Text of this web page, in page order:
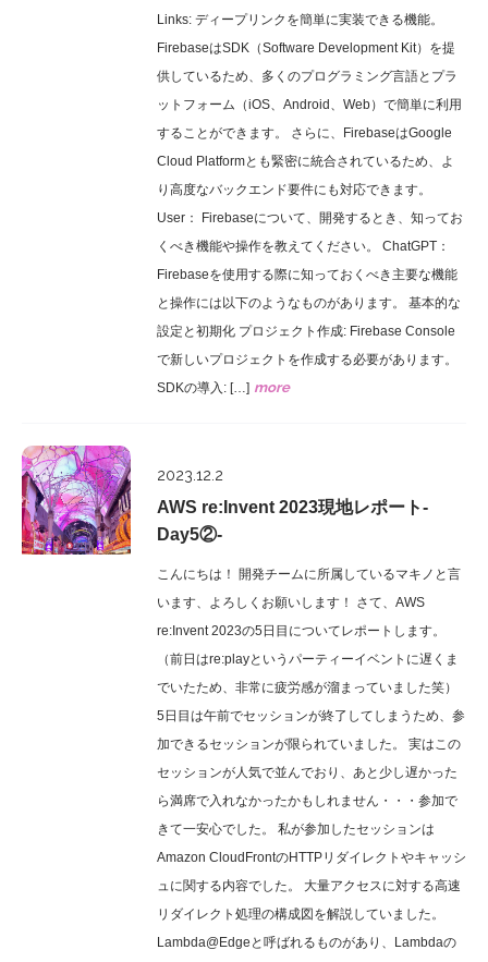
Links: ディープリンクを簡単に実装できる機能。
FirebaseはSDK（Software Development Kit）を提
供しているため、多くのプログラミング言語とプラ
ットフォーム（iOS、Android、Web）で簡単に利用
することができます。 さらに、FirebaseはGoogle
Cloud Platformとも緊密に統合されているため、よ
り高度なバックエンド要件にも対応できます。
User： Firebaseについて、開発するとき、知ってお
くべき機能や操作を教えてください。 ChatGPT：
Firebaseを使用する際に知っておくべき主要な機能
と操作には以下のようなものがあります。 基本的な
設定と初期化 プロジェクト作成: Firebase Console
で新しいプロジェクトを作成する必要があります。
SDKの導入: […] more
2023.12.2
AWS re:Invent 2023現地レポート-
Day5②-
こんにちは！ 開発チームに所属しているマキノと言
います、よろしくお願いします！ さて、AWS
re:Invent 2023の5日目についてレポートします。
（前日はre:playというパーティーイベントに遅くま
でいたため、非常に疲労感が溜まっていました笑）
5日目は午前でセッションが終了してしまうため、参
加できるセッションが限られていました。 実はこの
セッションが人気で並んでおり、あと少し遅かった
ら満席で入れなかったかもしれません・・・参加で
きて一安心でした。 私が参加したセッションは
Amazon CloudFrontのHTTPリダイレクトやキャッシ
ュに関する内容でした。 大量アクセスに対する高速
リダイレクト処理の構成図を解説していました。
Lambda@Edgeと呼ばれるものがあり、Lambdaの